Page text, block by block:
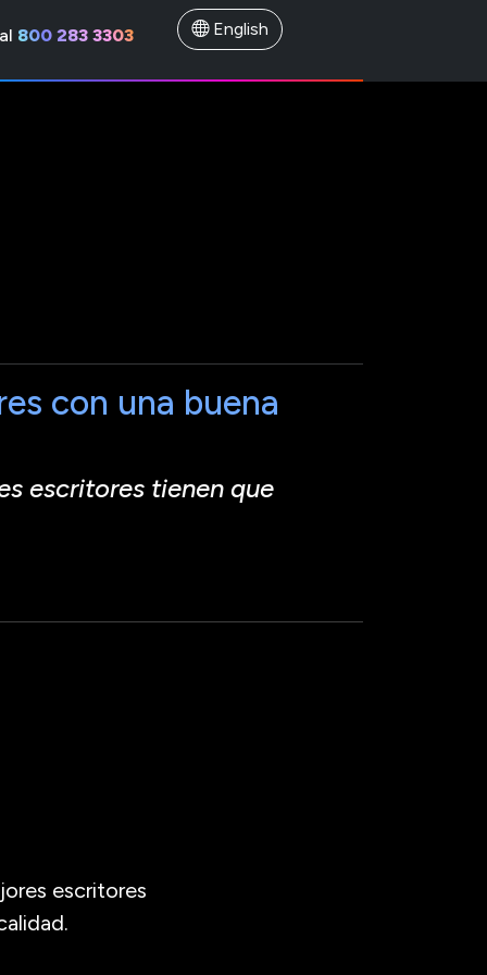
800 283 3303 English
con una buena
escritores tienen que
escritores